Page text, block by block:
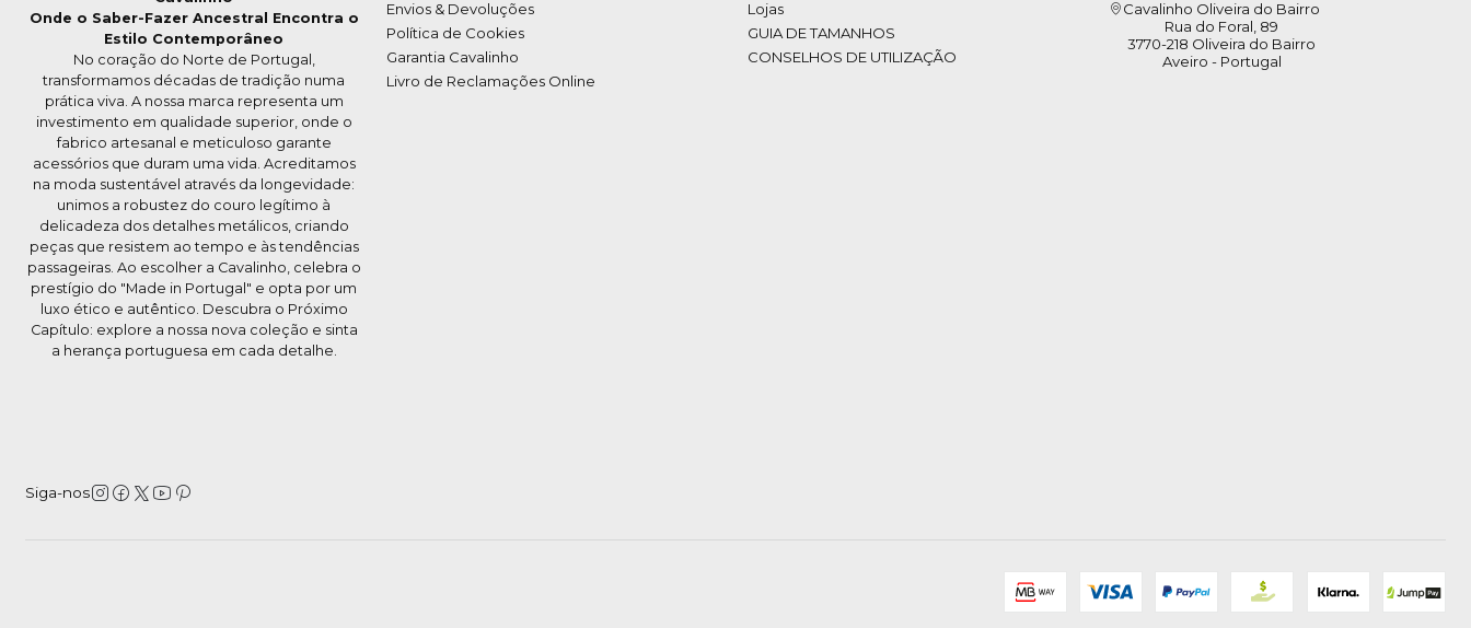
Onde o Saber-Fazer Ancestral Encontra o
Estilo Contemporâneo
No coração do Norte de Portugal,
transformamos décadas de tradição numa
prática viva. A nossa marca representa um
investimento em qualidade superior, onde o
fabrico artesanal e meticuloso garante
acessórios que duram uma vida. Acreditamos
na moda sustentável através da longevidade:
unimos a robustez do couro legítimo à
delicadeza dos detalhes metálicos, criando
peças que resistem ao tempo e às tendências
passageiras. Ao escolher a Cavalinho, celebra o
prestígio do "Made in Portugal" e opta por um
luxo ético e autêntico. Descubra o Próximo
Capítulo: explore a nossa nova coleção e sinta
a herança portuguesa em cada detalhe.
Siga-nos
Envios & Devoluções
Política de Cookies
Garantia Cavalinho
Livro de Reclamações Online
Lojas
GUIA DE TAMANHOS
CONSELHOS DE UTILIZAÇÃO
Cavalinho Oliveira do Bairro
Rua do Foral, 89
3770-218 Oliveira do Bairro
Aveiro - Portugal